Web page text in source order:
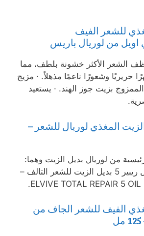
للشعر الفيف
اويل من لوريال باريس
الشعر الأكثر خشونة بلطف، مما
وشعورًا ناعمًا مذهلاً. · مزيج
بزيت جوز الهند. · يستعيد
المغذي لوريال للشعر –
رئيسية من لوريال بديل الزيت وهما:
لوريال الفيف توتال ريبير 5 بديل الزيت للشعر التالف –
ELVIVE TOTAL REPAIR 5 OIL
الفيف للشعر الجاف من